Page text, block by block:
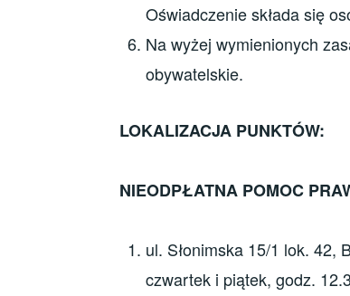
Oświadczenie składa się
Na wyżej wymienionych
obywatelskie.
LOKALIZACJA PUNKTÓW:
NIEODPŁATNA POMOC
ul. Słonimska 15/1 lok. 42,
czwartek i piątek, godz.